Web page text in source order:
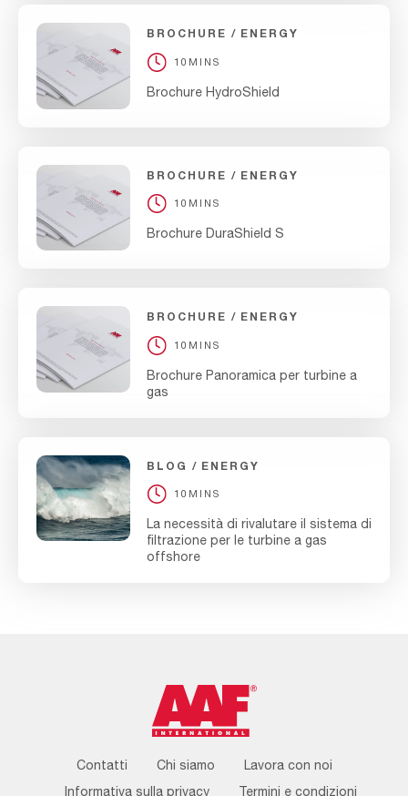
BROCHURE ENERGY
10MINS
Brochure HydroShield
BROCHURE ENERGY
10MINS
Brochure DuraShield S
BROCHURE ENERGY
10MINS
Brochure Panoramica per turbine a
gas
BLOG ENERGY
10MINS
La necessità di rivalutare il sistema di
filtrazione per le turbine a gas
offshore
Footer
Contatti Chi siamo
Lavora con noi
Informativa sulla privacy
Termini e condizioni